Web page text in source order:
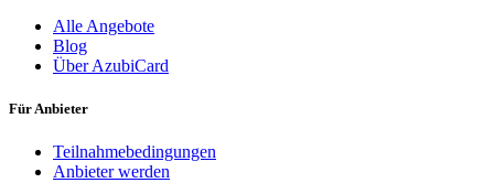
Alle Angebote
Blog
Über AzubiCard
Für Anbieter
Teilnahmebedingungen
Anbieter werden